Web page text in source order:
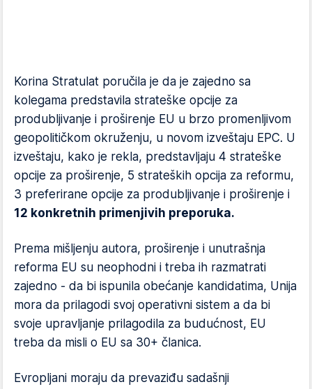
Korina Stratulat poručila je da je zajedno sa
kolegama predstavila strateške opcije za
produbljivanje i proširenje EU u brzo promenljivom
geopolitičkom okruženju, u novom izveštaju EPC. U
izveštaju, kako je rekla, predstavljaju 4 strateške
opcije za proširenje, 5 strateških opcija za reformu,
3 preferirane opcije za produbljivanje i proširenje i
12 konkretnih primenjivih preporuka.
Prema mišljenju autora, proširenje i unutrašnja
reforma EU su neophodni i treba ih razmatrati
zajedno - da bi ispunila obećanje kandidatima, Unija
mora da prilagodi svoj operativni sistem a da bi
svoje upravljanje prilagodila za budućnost, EU
treba da misli o EU sa 30+ članica.
Evropljani moraju da prevaziđu sadašnji